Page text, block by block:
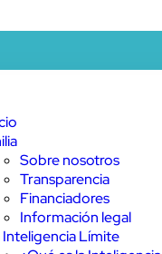
Sobre nosotros
Transparencia
Financiadores
Información legal
Inteligencia Límite